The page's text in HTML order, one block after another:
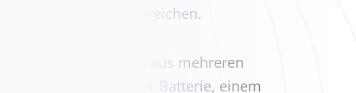
Campus usw.) zu erreichen.
Ein Beacon besteht aus mehreren
Komponenten: einer Batterie, einem